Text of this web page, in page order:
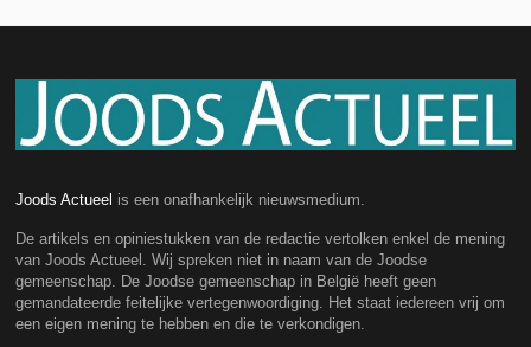
Joods Actueel is een onafhankelijk nieuwsmedium.
De artikels en opiniestukken van de redactie vertolken enkel de mening
van Joods Actueel. Wij spreken niet in naam van de Joodse
gemeenschap. De Joodse gemeenschap in België heeft geen
gemandateerde feitelijke vertegenwoordiging. Het staat iedereen vrij om
een eigen mening te hebben en die te verkondigen.